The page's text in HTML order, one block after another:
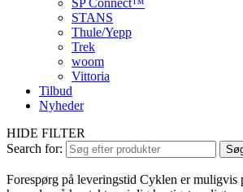
STANS
Thule/Yepp
Trek
woom
Vittoria
Tilbud
Nyheder
HIDE FILTER
Search for:
Forespørg på leveringstid Cyklen er muligvis